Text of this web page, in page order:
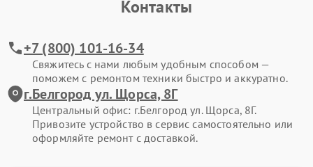
Контакты
+7 (800) 101-16-34
Свяжитесь с нами любым удобным способом —
поможем с ремонтом техники быстро и аккуратно.
г.Белгород ул. Щорса, 8Г
Центральный офис: г.Белгород ул. Щорса, 8Г.
Привозите устройство в сервис самостоятельно или
оформляйте ремонт с доставкой.